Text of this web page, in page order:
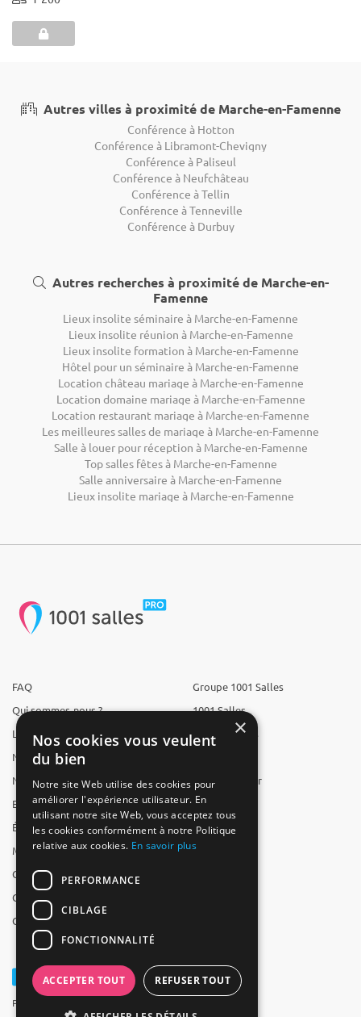
Autres villes à proximité de Marche-en-Famenne
Conférence à Hotton
Conférence à Libramont-Chevigny
Conférence à Paliseul
Conférence à Neufchâteau
Conférence à Tellin
Conférence à Tenneville
Conférence à Durbuy
Autres recherches à proximité de Marche-en-
Famenne
Lieux insolite séminaire à Marche-en-Famenne
Lieux insolite réunion à Marche-en-Famenne
Lieux insolite formation à Marche-en-Famenne
Hôtel pour un séminaire à Marche-en-Famenne
Location château mariage à Marche-en-Famenne
Location domaine mariage à Marche-en-Famenne
Location restaurant mariage à Marche-en-Famenne
Les meilleures salles de mariage à Marche-en-Famenne
Salle à louer pour réception à Marche-en-Famenne
Top salles fêtes à Marche-en-Famenne
Salle anniversaire à Marche-en-Famenne
Lieux insolite mariage à Marche-en-Famenne
FAQ
Qui sommes-nous ?
L'équipe
Nous recrutons
Nos partenaires
Espace presse
Études
Mentions légales
CGV
CGU
Contact
Groupe 1001 Salles
1001 Salles
1001 Traiteurs
Reserverunbar
MP2
Powered by Groupe 1001Salles
×
Nos cookies vous veulent
du bien
Notre site Web utilise des cookies pour
améliorer l'expérience utilisateur. En
utilisant notre site Web, vous acceptez tous
les cookies conformément à notre Politique
relative aux cookies. En savoir plus
PERFORMANCE
CIBLAGE
FONCTIONNALITÉ
ACCEPTER TOUT REFUSER TOUT